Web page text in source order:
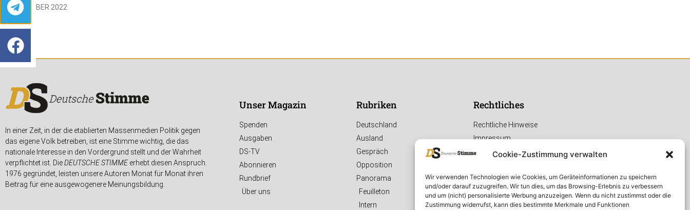
Cookie-Zustimmung verwalten
Wir verwenden Technologien wie Cookies, um Geräteinformationen zu speichern
und/oder darauf zuzugreifen. Wir tun dies, um das Browsing-Erlebnis zu verbessern
und um (nicht) personalisierte Werbung anzuzeigen. Wenn du nicht zustimmst oder die
Zustimmung widerrufst, kann dies bestimmte Merkmale und Funktionen
15. OKTOBER 2022
In einer Zeit, in der die etablierten Massenmedien Politik gegen
das eigene Volk betreiben, ist eine Stimme wichtig, die das
nationale Interesse in den Vordergrund stellt und der Wahrheit
verpflichtet ist. DieDEUTSCHE STIMMEerhebt diesen Anspruch.
1976 gegründet, leisten unsere Autoren Monat für Monat ihren
Beitrag für eine ausgewogenere Meinungsbildung.
Unser Magazin
Spenden
Ausgaben
DS-TV
Abonnieren
Rundbrief
Über uns
Rubriken
Deutschland
Ausland
Gespräch
Opposition
Panorama
Feuilleton
Intern
Rechtliches
Rechtliche Hinweise
Impressum
Datenschutzerklärung